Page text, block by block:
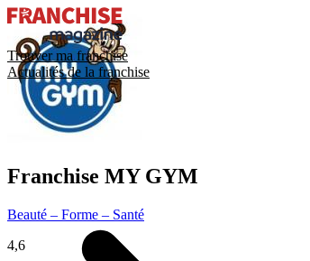
Trouver ma franchise
Actualités de la franchise
Franchise MY GYM
Beauté – Forme – Santé
4,6